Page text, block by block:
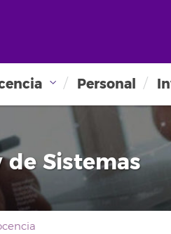
Personal
Sistemas